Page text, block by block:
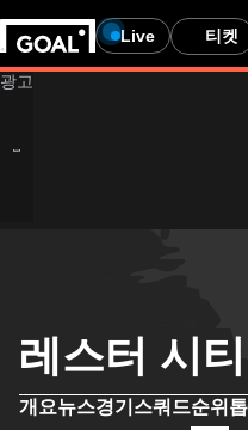
정확한 답변을 제공하여 귀
시오. 이 사이트는 24세 이상
고 있습니다.
베팅 광고 표시
Age-restricted
도박 관련 콘텐츠를 시청할
Go
Live 티켓
레스터 시티
개요뉴스경기 스쿼드순위